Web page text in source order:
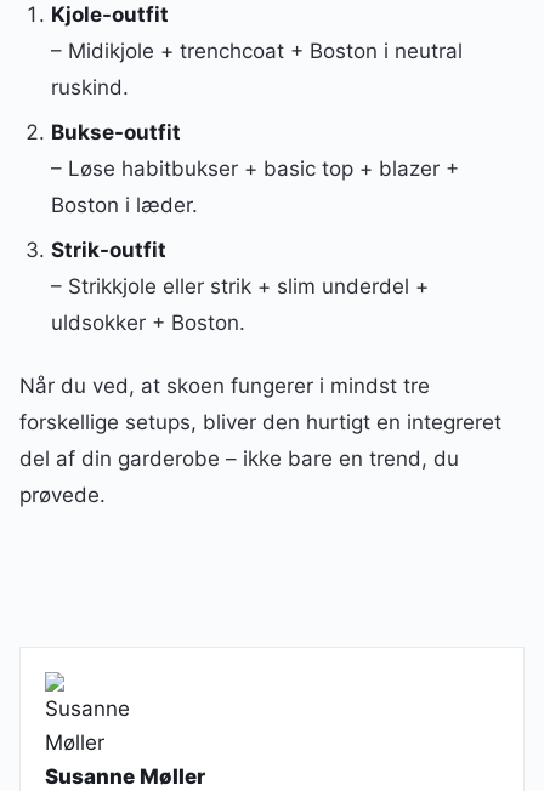
Kjole-outfit
– Midikjole + trenchcoat + Boston i neutral
ruskind.
Bukse-outfit
– Løse habitbukser + basic top + blazer +
Boston i læder.
Strik-outfit
– Strikkjole eller strik + slim underdel +
uldsokker + Boston.
Når du ved, at skoen fungerer i mindst tre
forskellige setups, bliver den hurtigt en integreret
del af din garderobe – ikke bare en trend, du
prøvede.
Susanne Møller